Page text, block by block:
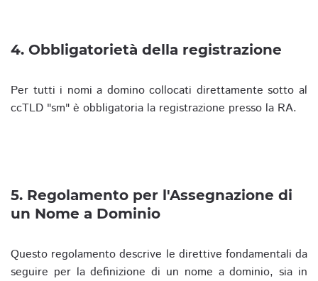
4. Obbligatorietà della registrazione
Per tutti i nomi a domino collocati direttamente sotto al
ccTLD "sm" è obbligatoria la registrazione presso la RA.
5. Regolamento per l'Assegnazione di
un Nome a Dominio
Questo regolamento descrive le direttive fondamentali da
seguire per la definizione di un nome a dominio, sia in